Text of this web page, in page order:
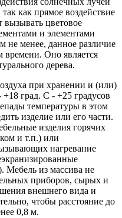
как прямое воздействие
вызывать цветовое
и элементами
не менее, данное различие
времени. Оно является
дерева.
при хранении и (или)
град. С - +25 градусов
температуры в этом
изделие или его части.
изделия горячих
и т.п.) или
нагревание
Мебель из массива не
приборов, сырых и
внешнего вида и
чтобы расстояние до
0,8 м.